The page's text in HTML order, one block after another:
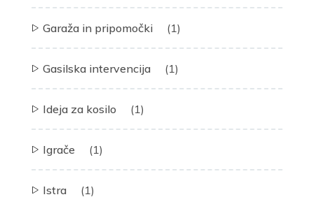
Garaža in pripomočki (1)
Gasilska intervencija (1)
Ideja za kosilo (1)
Igrače (1)
Istra (1)